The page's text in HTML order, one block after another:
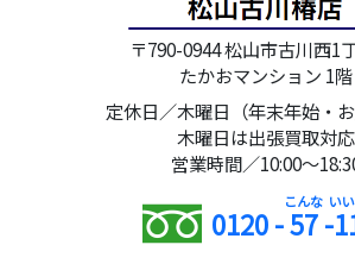
〒790-0944 松山市古川西1
たかおマンション 1階
定休日／木曜日（年末年始・お
木曜日は出張買取対応
営業時間／10:00～
0120 -57-